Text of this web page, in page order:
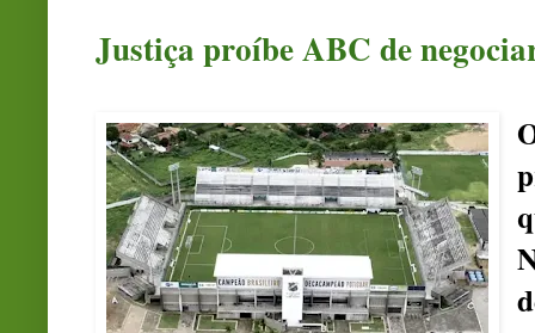
Justiça proíbe ABC de